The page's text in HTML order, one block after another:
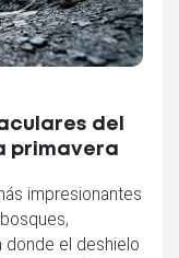
del
primavera
impresionantes
donde el deshielo